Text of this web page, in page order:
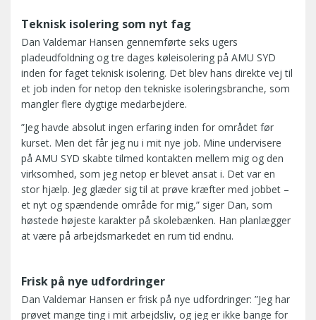
Teknisk isolering som nyt fag
Dan Valdemar Hansen gennemførte seks ugers
pladeudfoldning og tre dages køleisolering på AMU SYD
inden for faget teknisk isolering. Det blev hans direkte vej til
et job inden for netop den tekniske isoleringsbranche, som
mangler flere dygtige medarbejdere.
”Jeg havde absolut ingen erfaring inden for området før
kurset. Men det får jeg nu i mit nye job. Mine undervisere
på AMU SYD skabte tilmed kontakten mellem mig og den
virksomhed, som jeg netop er blevet ansat i. Det var en
stor hjælp. Jeg glæder sig til at prøve kræfter med jobbet –
et nyt og spændende område for mig,” siger Dan, som
høstede højeste karakter på skolebænken. Han planlægger
at være på arbejdsmarkedet en rum tid endnu.
Frisk på nye udfordringer
Dan Valdemar Hansen er frisk på nye udfordringer: ”Jeg har
prøvet mange ting i mit arbejdsliv, og jeg er ikke bange for